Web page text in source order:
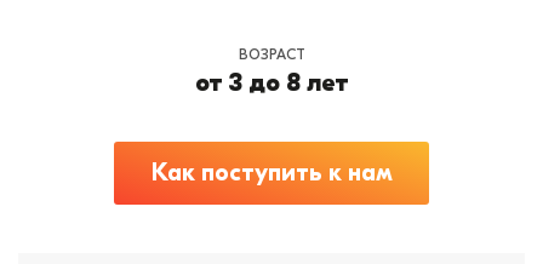
ВОЗРАСТ
от 3 до 8 лет
Как поступить к нам